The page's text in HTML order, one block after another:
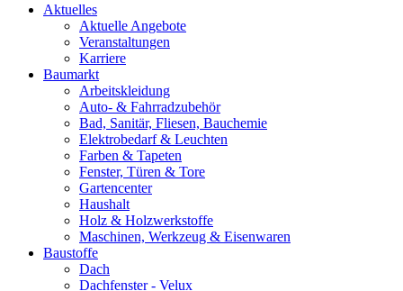
Aktuelles
Aktuelle Angebote
Veranstaltungen
Karriere
Baumarkt
Arbeitskleidung
Auto- & Fahrradzubehör
Bad, Sanitär, Fliesen, Bauchemie
Elektrobedarf & Leuchten
Farben & Tapeten
Fenster, Türen & Tore
Gartencenter
Haushalt
Holz & Holzwerkstoffe
Maschinen, Werkzeug & Eisenwaren
Baustoffe
Dach
Dachfenster - Velux